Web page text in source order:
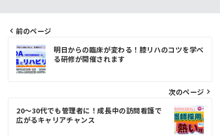
投
稿
ナ
ビ
ゲ
ー
前のページ
明日からの臨床が変わる！膝リハのコツを学べ
る研修が開催されます
次のページ
20〜30代でも管理者に！成長中の訪問看護で
広がるキャリアチャンス